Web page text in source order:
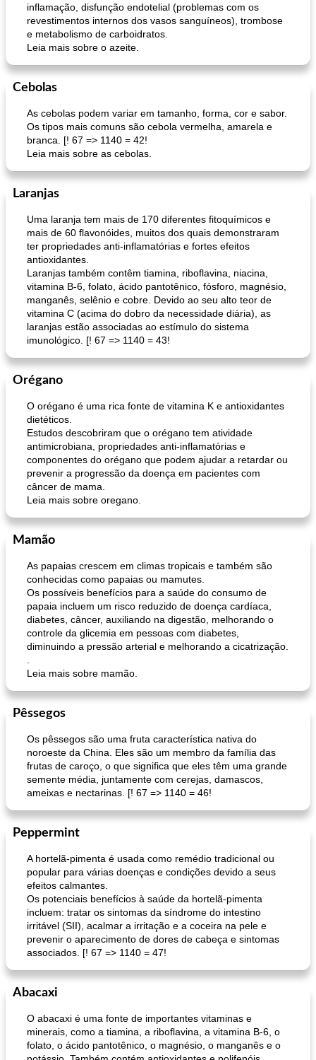
inflamação, disfunção endotelial (problemas com os
revestimentos internos dos vasos sanguíneos), trombose
e metabolismo de carboidratos.
Leia mais sobre o azeite.
Cebolas
As cebolas podem variar em tamanho, forma, cor e sabor.
Os tipos mais comuns são cebola vermelha, amarela e
branca. [! 67 => 1140 = 42!
Leia mais sobre as cebolas.
Laranjas
Uma laranja tem mais de 170 diferentes fitoquímicos e
mais de 60 flavonóides, muitos dos quais demonstraram
ter propriedades anti-inflamatórias e fortes efeitos
antioxidantes.
Laranjas também contêm tiamina, riboflavina, niacina,
vitamina B-6, folato, ácido pantotênico, fósforo, magnésio,
manganês, selênio e cobre. Devido ao seu alto teor de
vitamina C (acima do dobro da necessidade diária), as
laranjas estão associadas ao estímulo do sistema
imunológico. [! 67 => 1140 = 43!
Orégano
O orégano é uma rica fonte de vitamina K e antioxidantes
dietéticos.
Estudos descobriram que o orégano tem atividade
antimicrobiana, propriedades anti-inflamatórias e
componentes do orégano que podem ajudar a retardar ou
prevenir a progressão da doença em pacientes com
câncer de mama.
Leia mais sobre oregano.
Mamão
As papaias crescem em climas tropicais e também são
conhecidas como papaias ou mamutes.
Os possíveis benefícios para a saúde do consumo de
papaia incluem um risco reduzido de doença cardíaca,
diabetes, câncer, auxiliando na digestão, melhorando o
controle da glicemia em pessoas com diabetes,
diminuindo a pressão arterial e melhorando a cicatrização.
Leia mais sobre mamão.
Pêssegos
Os pêssegos são uma fruta característica nativa do
noroeste da China. Eles são um membro da família das
frutas de caroço, o que significa que eles têm uma grande
semente média, juntamente com cerejas, damascos,
ameixas e nectarinas. [! 67 => 1140 = 46!
Peppermint
A hortelã-pimenta é usada como remédio tradicional ou
popular para várias doenças e condições devido a seus
efeitos calmantes.
Os potenciais benefícios à saúde da hortelã-pimenta
incluem: tratar os sintomas da síndrome do intestino
irritável (SII), acalmar a irritação e a coceira na pele e
prevenir o aparecimento de dores de cabeça e sintomas
associados. [! 67 => 1140 = 47!
Abacaxi
O abacaxi é uma fonte de importantes vitaminas e
minerais, como a tiamina, a riboflavina, a vitamina B-6, o
folato, o ácido pantotênico, o magnésio, o manganês e o